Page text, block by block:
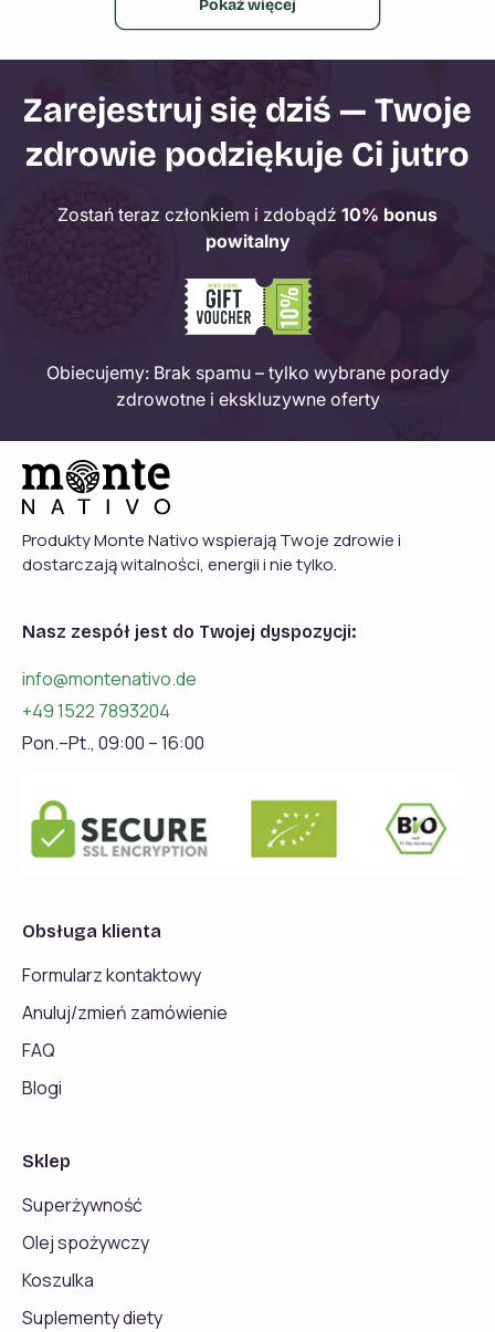
Pokaż więcej
Zarejestruj się dziś — Twoje
zdrowie podziękuje Ci jutro
Zostań teraz członkiem i zdobądź 10% bonus
powitalny
Obiecujemy: Brak spamu – tylko wybrane porady
zdrowotne i ekskluzywne oferty
Produkty Monte Nativo wspierają Twoje zdrowie i
dostarczają witalności, energii i nie tylko.
Nasz zespół jest do Twojej dyspozycji:
info@montenativo.de
+49 1522 7893204
Pon.–Pt., 09:00 – 16:00
Obsługa klienta
Formularz kontaktowy
Anuluj/zmień zamówienie
FAQ
Blogi
Sklep
Superżywność
Olej spożywczy
Koszulka
Suplementy diety